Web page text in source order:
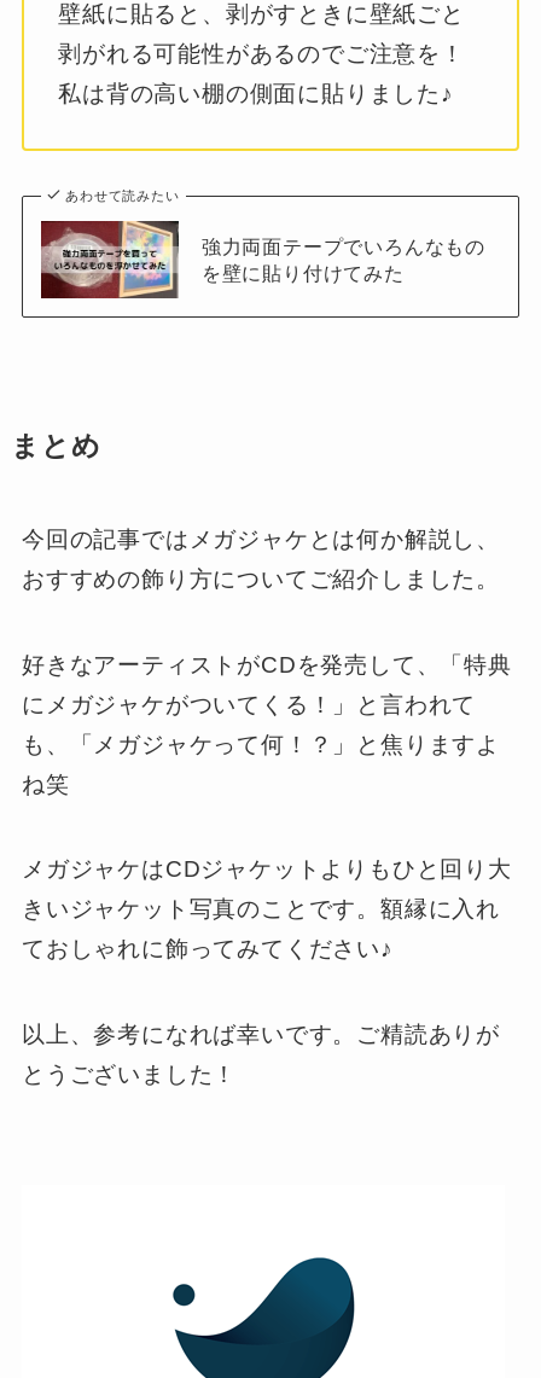
壁紙に貼ると、剥がすときに壁紙ごと
剥がれる可能性があるのでご注意を！
私は背の高い棚の側面に貼りました♪
あわせて読みたい
強力両面テープでいろんなもの
を壁に貼り付けてみた
まとめ
今回の記事ではメガジャケとは何か解説し、
おすすめの飾り方についてご紹介しました。
好きなアーティストがCDを発売して、「特典
にメガジャケがついてくる！」と言われて
も、「メガジャケって何！？」と焦りますよ
ね笑
メガジャケはCDジャケットよりもひと回り大
きいジャケット写真のことです。額縁に入れ
ておしゃれに飾ってみてください♪
以上、参考になれば幸いです。ご精読ありが
とうございました！